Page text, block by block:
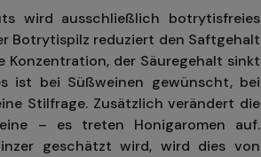
wird ausschließlich botrytisfreies
Botrytispilz reduziert den Saftgehalt
Konzentration, der Säuregehalt sinkt
ist bei Süßweinen gewünscht, bei
Stilfrage. Zusätzlich verändert die
– es treten Honigaromen auf.
geschätzt wird, wird dies von